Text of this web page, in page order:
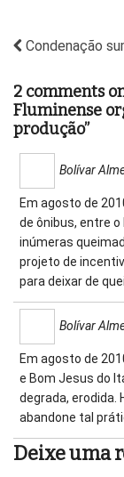
Condenação
2 comments
Fluminense
produção”
Bolívar
Em agosto de
de ônibus, entre o
inúmeras
projeto de
para deixar de
Bolívar
Em agosto de
e Bom Jesus do
degrada, erodida.
abandone tal
Deixe uma